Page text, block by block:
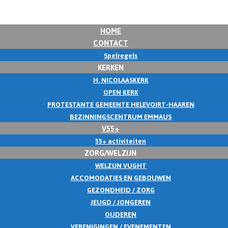
HOME
CONTACT
Spelregels
KERKEN
H. NICOLAASKERK
OPEN KERK
PROTESTANTE GEMEENTE HELEVOIRT-HAAREN
BEZINNINGSCENTRUM EMMAUS
V55+
55+ activiteiten
ZORG/WELZIJN
WELZIJN VUGHT
ACCOMODATIES EN GEBOUWEN
GEZONDHEID / ZORG
JEUGD / JONGEREN
OUDEREN